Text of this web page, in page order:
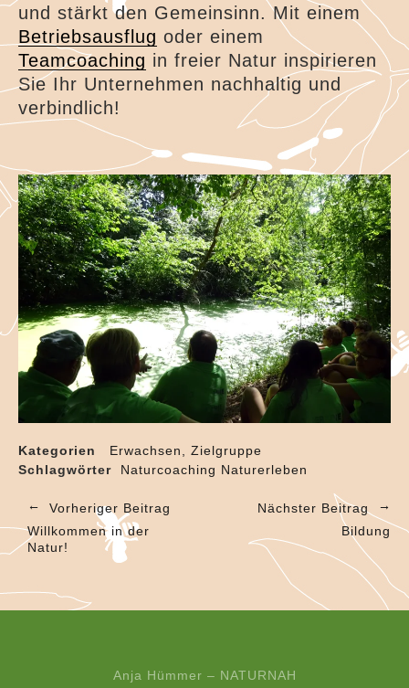
Kooperationspartner
Impressum
Datenschutzerklärung
Kontakt
Über mich
und stärkt den Gemeinsinn. Mit einem
Betriebsausflug oder einem
Teamcoaching in freier Natur inspirieren
Sie Ihr Unternehmen nachhaltig und
verbindlich!
Kategorien Erwachsen
Zielgruppe
Schlagwörter
Naturcoaching Naturerleben
Vorheriger Beitrag
Willkommen in der
Natur!
Nächster Beitrag
Bildung
Anja Hümmer – NATURNAH